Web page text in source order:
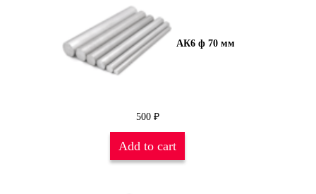
АК6 ф 70 мм
500 ₽
Add to cart